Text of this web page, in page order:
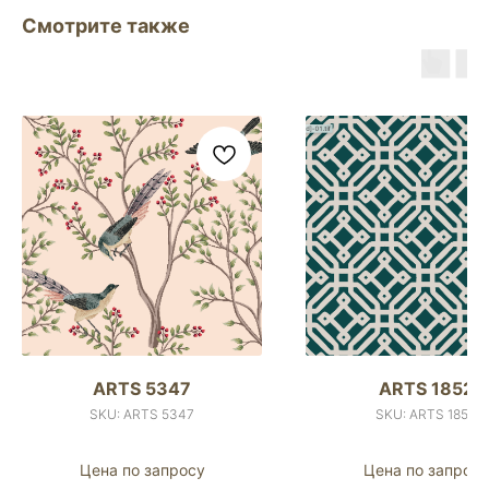
Смотрите также
ARTS 5347
SKU: ARTS 5347
Цена по запросу
ARTS 1852
SKU: ARTS 1852
Цена по запросу